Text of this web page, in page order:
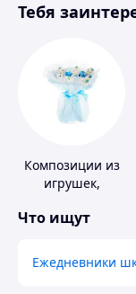
Спорт и отдых
Тебя
Композиции из
игрушек,
подгузников
Что ищут
Ежедневники